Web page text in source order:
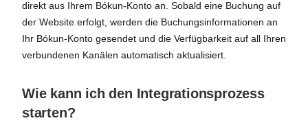
direkt aus Ihrem Bókun-Konto an. Sobald eine Buchung auf
der Website erfolgt, werden die Buchungsinformationen an
Ihr Bókun-Konto gesendet und die Verfügbarkeit auf all Ihren
verbundenen Kanälen automatisch aktualisiert.
Wie kann ich den Integrationsprozess
starten?